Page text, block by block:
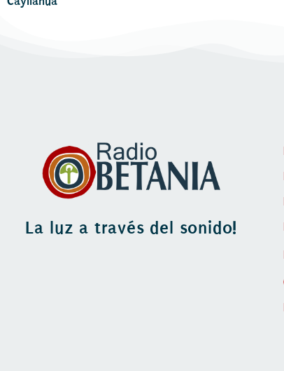
La luz a través del sonido!